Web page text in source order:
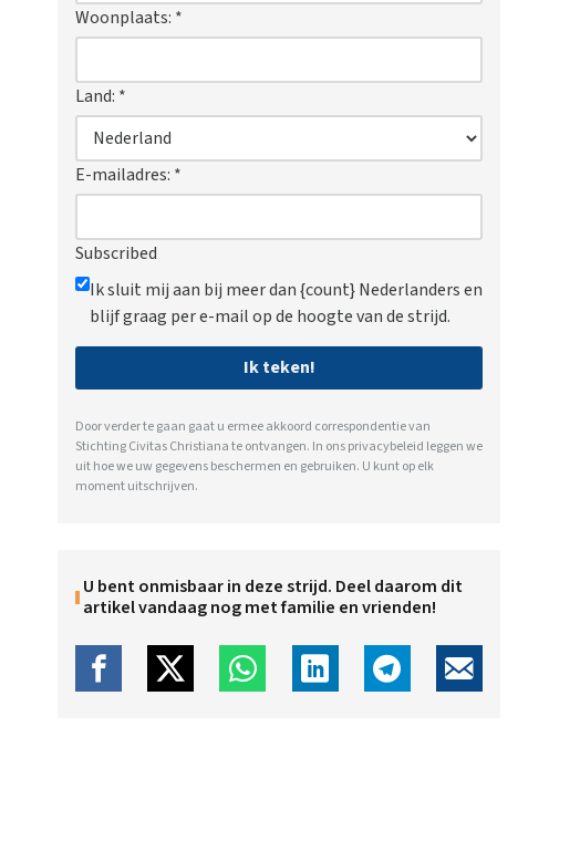
Woonplaats: *
Land: *
E-mailadres: *
Subscribed
Ik sluit mij aan bij meer dan {count} Nederlanders en
blijf graag per e-mail op de hoogte van de strijd.
Ik teken!
Door verder te gaan gaat u ermee akkoord correspondentie van
Stichting Civitas Christiana te ontvangen. In onsprivacybeleid leggen we
uit hoe we uw gegevens beschermen en gebruiken. U kunt op elk
moment uitschrijven.
U bent onmisbaar in deze strijd. Deel daarom dit
artikel vandaag nog met familie en vrienden!